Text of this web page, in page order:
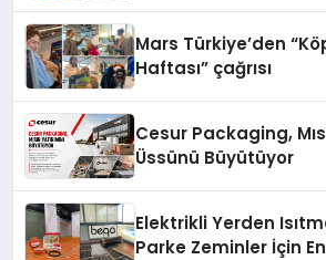
Mars Türkiye’den
Haftası” çağrısı
Cesur Packaging,
Üssünü Büyütüyor
Elektrikli Yerden
Parke Zeminler İçin